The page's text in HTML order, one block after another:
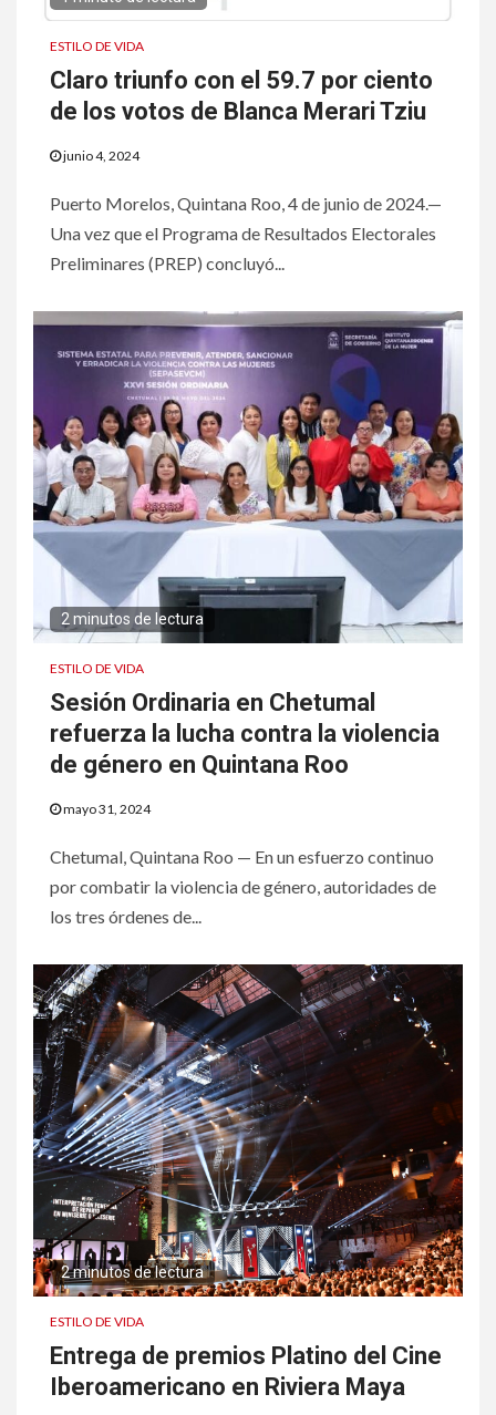
ESTILO DE VIDA
Claro triunfo con el 59.7 por ciento
de los votos de Blanca Merari Tziu
junio 4, 2024
Puerto Morelos, Quintana Roo, 4 de junio de 2024.—
Una vez que el Programa de Resultados Electorales
Preliminares (PREP) concluyó...
2 minutos de lectura
ESTILO DE VIDA
Sesión Ordinaria en Chetumal
refuerza la lucha contra la violencia
de género en Quintana Roo
mayo 31, 2024
Chetumal, Quintana Roo — En un esfuerzo continuo
por combatir la violencia de género, autoridades de
los tres órdenes de...
2 minutos de lectura
ESTILO DE VIDA
Entrega de premios Platino del Cine
Iberoamericano en Riviera Maya